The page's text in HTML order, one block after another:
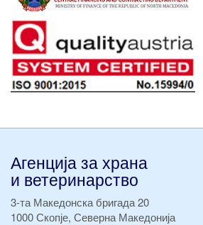
Агенција за храна
и ветеринарство
3-та Македонска бригада 20
1000 Скопје, Северна Македонија